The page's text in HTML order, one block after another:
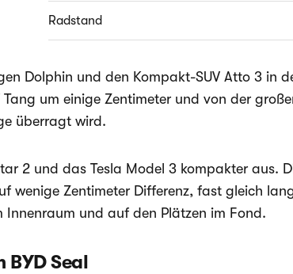
Radstand
Dolphin und den Kompakt-SUV Atto 3 in
um einige Zentimeter und von der
überragt wird.
2 und das Tesla Model 3 kompakter aus.
wenige Zentimeter Differenz, fast gleich
und auf den Plätzen im Fond.
Seal